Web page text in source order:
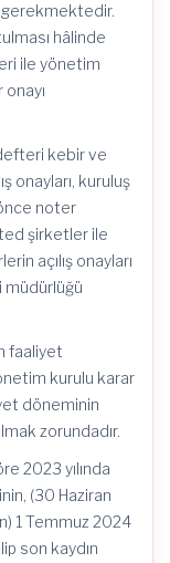
gerekmektedir.
hâlinde
ile yönetim
kebir ve
onayları, kuruluş
noter
şirketler ile
açılış onayları
faaliyet
kurulu karar
döneminin
zorundadır.
2023 yılında
(30 Haziran
1 Temmuz 2024
son kaydın